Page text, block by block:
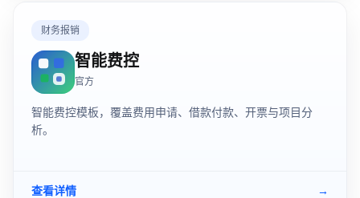
财务报销
智能费控
官方
智能费控模板，覆盖费用申请、借款付款、开票与项目分
析。
查看详情 →